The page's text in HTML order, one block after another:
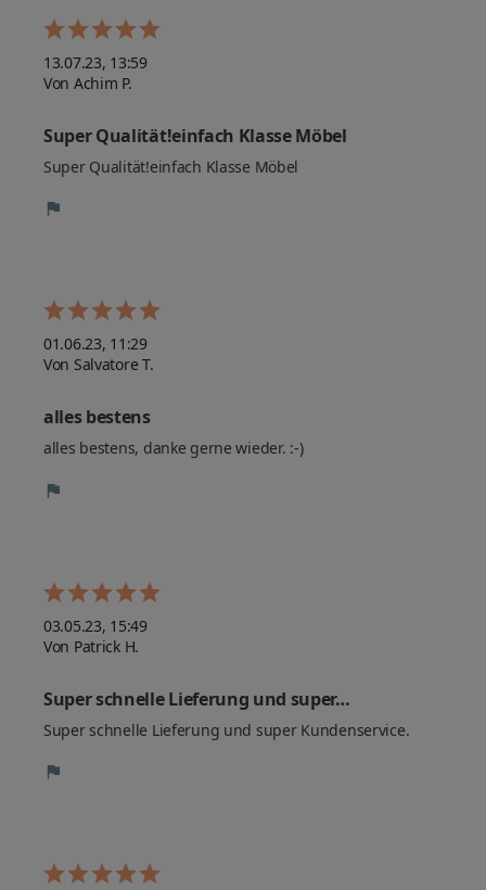
13.07.23, 13:59
Von Achim P.
Super Qualität!einfach Klasse Möbel
Super Qualität!einfach Klasse Möbel
01.06.23, 11:29
Von Salvatore T.
alles bestens
alles bestens, danke gerne wieder. :-)
03.05.23, 15:49
Von Patrick H.
Super schnelle Lieferung und super…
Super schnelle Lieferung und super Kundenservice.